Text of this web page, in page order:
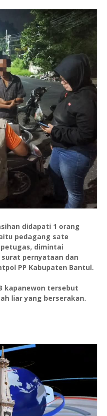
didapati 1 orang
pedagang sate
dimintai
pernyataan dan
PP Kabupaten Bantul.
kapanewon tersebut
liar yang berserakan.